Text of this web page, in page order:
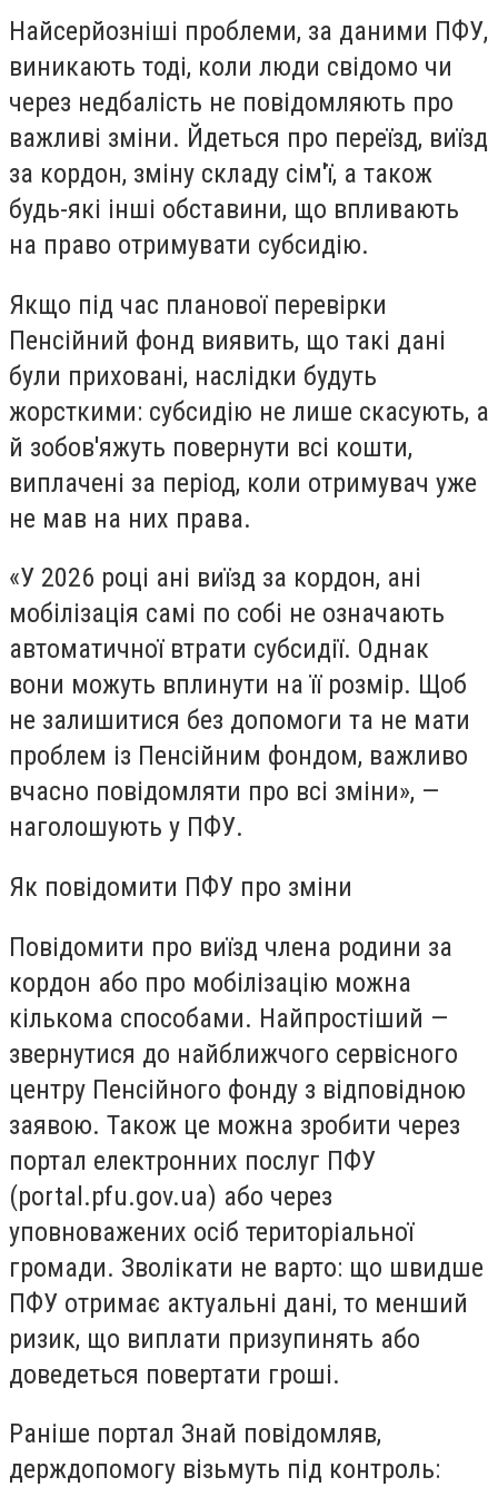
Найсерйозніші проблеми, за даними ПФУ,
виникають тоді, коли люди свідомо чи
через недбалість не повідомляють про
важливі зміни. Йдеться про переїзд, виїзд
за кордон, зміну складу сім'ї, а також
будь-які інші обставини, що впливають
на право отримувати субсидію.
Якщо під час планової перевірки
Пенсійний фонд виявить, що такі дані
були приховані, наслідки будуть
жорсткими: субсидію не лише скасують, а
й зобов'яжуть повернути всі кошти,
виплачені за період, коли отримувач уже
не мав на них права.
«У 2026 році ані виїзд за кордон, ані
мобілізація самі по собі не означають
автоматичної втрати субсидії. Однак
вони можуть вплинути на її розмір. Щоб
не залишитися без допомоги та не мати
проблем із Пенсійним фондом, важливо
вчасно повідомляти про всі зміни», —
наголошують у ПФУ.
Як повідомити ПФУ про зміни
Повідомити про виїзд члена родини за
кордон або про мобілізацію можна
кількома способами. Найпростіший —
звернутися до найближчого сервісного
центру Пенсійного фонду з відповідною
заявою. Також це можна зробити через
портал електронних послуг ПФУ
(portal.pfu.gov.ua) або через
уповноважених осіб територіальної
громади. Зволікати не варто: що швидше
ПФУ отримає актуальні дані, то менший
ризик, що виплати призупинять або
доведеться повертати гроші.
Раніше портал Знай повідомляв,
держдопомогу візьмуть під контроль: